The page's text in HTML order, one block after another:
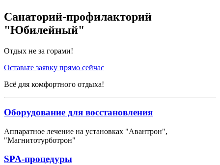
Санаторий-профилакторий
"Юбилейный"
Отдых не за горами!
Оставьте заявку прямо сейчас
Всё для комфортного отдыха!
Оборудование для восстановления
Аппаратное лечение на установках "Авантрон",
"Магнитотурботрон"
SPA-процедуры